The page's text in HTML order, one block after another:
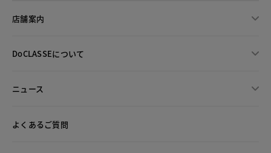
店舗案内
DoCLASSEについて
ニュース
よくあるご質問